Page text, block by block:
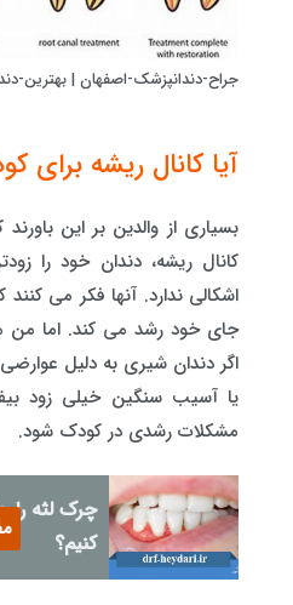
جراح-دندانپزشک-اصفهان | بهترین-
آیا کانال ریشه
بسیاری از والدین بر این
کانال ریشه، دندان خود را
اشکالی ندارد. آنها فکر می
جای خود رشد می کند. اما
اگر دندان شیری به دلیل
یا آسیب سنگین خیلی زود
مشکلات رشدی در کودک شود.
چرک لثه را
کنیم؟